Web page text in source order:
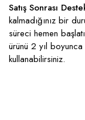
Satış Sonrası
kalmadığınız bir
süreci hemen
ürünü 2 yıl
kullanabilirsiniz.